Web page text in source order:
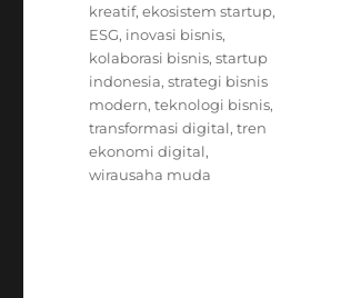
kreatif,ekosistem startup,
ESG, inovasi bisnis,
kolaborasi bisnis,startup
indonesia,strategi bisnis
modern,teknologi bisnis,
transformasi digital,tren
ekonomi digital,
wirausaha muda